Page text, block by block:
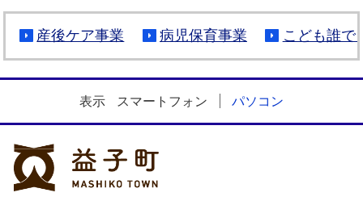
産後ケア事業 病児保育事業 こども誰で
表示 スマートフォン パソコン